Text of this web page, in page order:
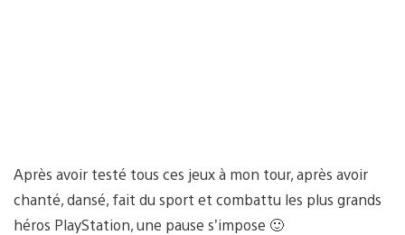
Après avoir testé tous ces jeux à mon tour, après avoir
chanté, dansé, fait du sport et combattu les plus grands
héros PlayStation, une pause s’impose 🙂